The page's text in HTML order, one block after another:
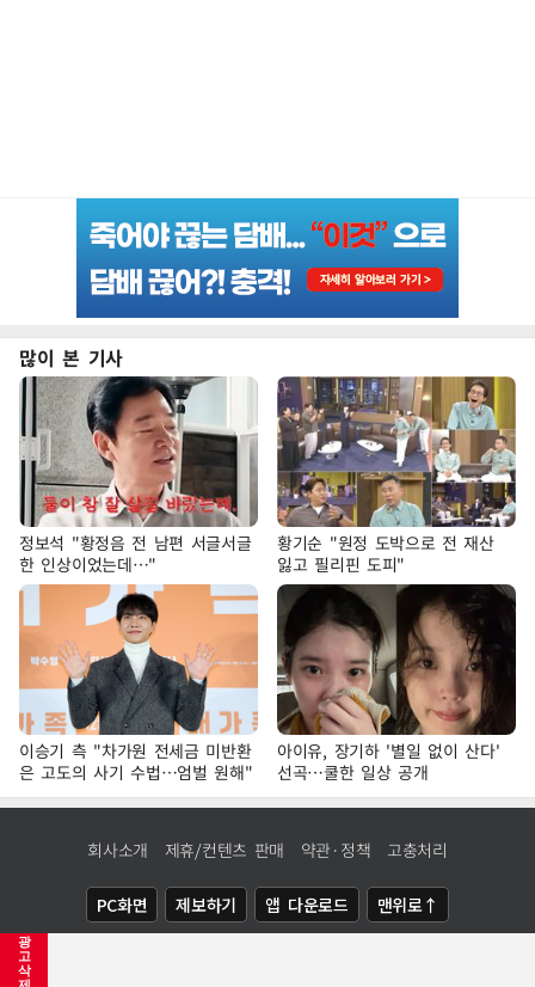
광
고
삭
많이 본 기사
정보석 "황정음 전 남편 서글서글
한 인상이었는데…"
황기순 "원정 도박으로 전 재산
잃고 필리핀 도피"
이승기 측 "차가원 전세금 미반환
은 고도의 사기 수법…엄벌 원해"
아이유, 장기하 '별일 없이 산다'
선곡…쿨한 일상 공개
회사소개 제휴/컨텐츠 판매 약관·정책 고충처리
PC화면 제보하기 앱 다운로드 맨위로↑